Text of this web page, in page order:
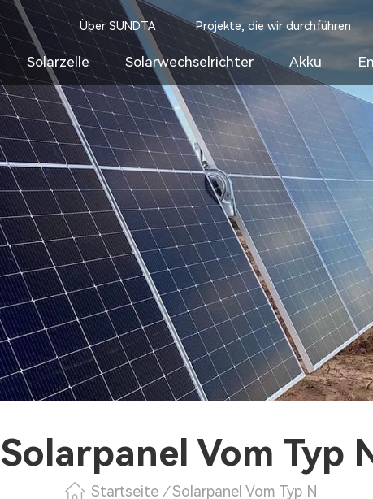
Über SUNDTA Projekte, die wir durchführen
Solarzelle Solarwechselrichter Akku
Solarpanel Vom Typ
Startseite / Solarpanel Vom Typ N